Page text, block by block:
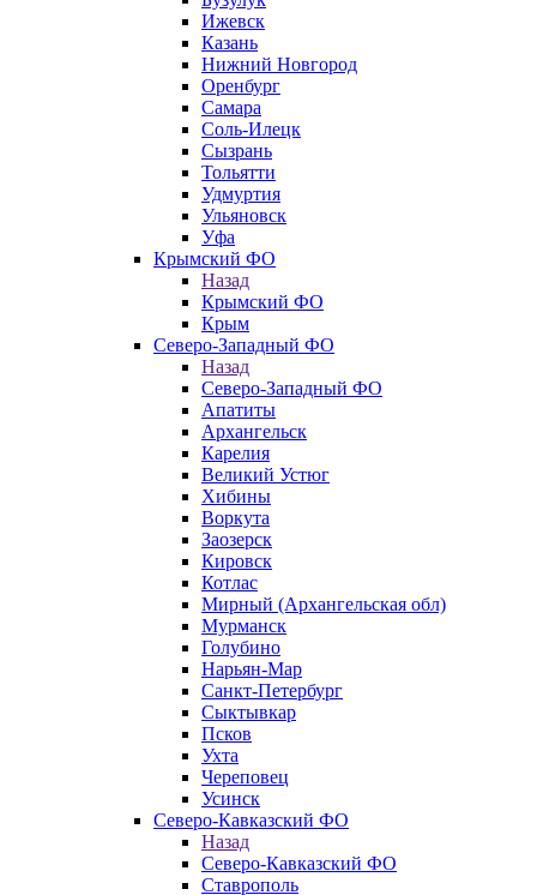
Ижевск
Казань
Нижний Новгород
Оренбург
Самара
Соль-Илецк
Сызрань
Тольятти
Удмуртия
Ульяновск
Уфа
Крымский ФО
Назад
Крымский ФО
Крым
Северо-Западный ФО
Назад
Северо-Западный ФО
Апатиты
Архангельск
Карелия
Великий Устюг
Хибины
Воркута
Заозерск
Кировск
Котлас
Мирный (Архангельская обл)
Мурманск
Голубино
Нарьян-Мар
Санкт-Петербург
Сыктывкар
Псков
Ухта
Череповец
Усинск
Северо-Кавказский ФО
Назад
Северо-Кавказский ФО
Ставрополь